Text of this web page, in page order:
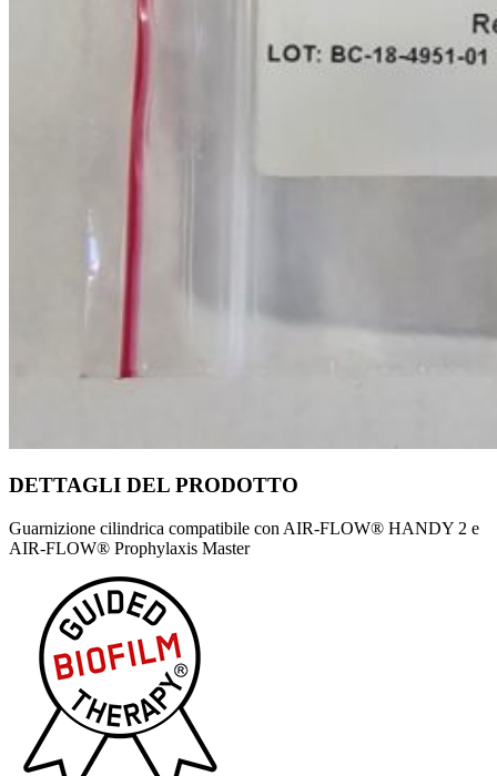
DETTAGLI DEL PRODOTTO
Guarnizione cilindrica compatibile con AIR-FLOW® HANDY 2 e
AIR-FLOW® Prophylaxis Master